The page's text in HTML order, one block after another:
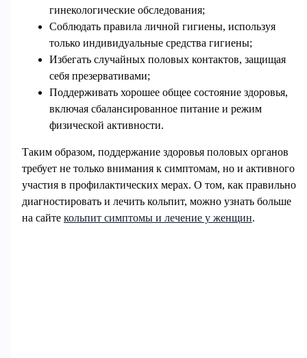
гинекологические обследования;
Соблюдать правила личной гигиены, используя
только индивидуальные средства гигиены;
Избегать случайных половых контактов, защищая
себя презервативами;
Поддерживать хорошее общее состояние здоровья,
включая сбалансированное питание и режим
физической активности.
Таким образом, поддержание здоровья половых органов
требует не только внимания к симптомам, но и активного
участия в профилактических мерах. О том, как правильно
диагностировать и лечить кольпит, можно узнать больше
на сайте кольпит симптомы и лечение у женщин.